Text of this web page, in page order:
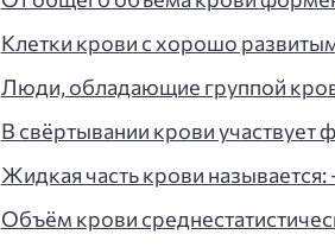
Клетки крови с хорошо
Люди, обладающие группой
В свёртывании крови
Жидкая часть крови называется:
Объём крови